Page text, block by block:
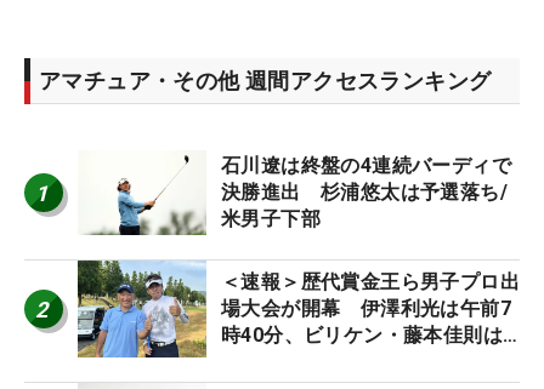
アマチュア・その他 週間アクセスランキング
1
石川遼は終盤の4連続バーディで
決勝進出 杉浦悠太は予選落ち/
米男子下部
2
＜速報＞歴代賞金王ら男子プロ出
場大会が開幕 伊澤利光は午前7
時40分、ビリケン・藤本佳則は